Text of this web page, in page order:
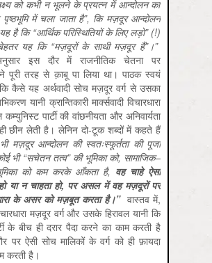
को कभी न भूलने के प्रयत्न में आन्दोलन का
पृष्ठभूमि में चला जाता है”, कि मज़दूर आन्दोलन
यह है कि “आर्थिक परिस्थितियों के लिए लड़ो” (!)
यह कि“मज़दूरों के साथी मज़दूर हैं”।”
इस दौर में राजनीतिक चेतना पर
ने पूरी तरह से क़ाबू पा लिया था। पाठक स्वयं
कैसे यह अर्थवादी सोच मज़दूर वर्ग से उसका
यानी क्रान्तिकारी मार्क्सवादी विचारधारा
पार्टी की वांछनीयता और अनिवार्यता
छीन लेती है। लेनिन दो-टूक शब्दों में कहते हैं
भी मज़दूर आन्दोलन की स्वतःस्फूर्तता की पूजा
भी“सचेतन तत्व” की भूमिका को, सामाजिक–
को कम करके आँकता है, वह चाहे ऐसा
हो या न चाहता हो, पर असल में वह मज़दूरों पर
के असर को मज़बूत करता है।” वास्तव में,
मज़दूर वर्ग और उसके हिरावल यानी कि
के बीच ही दरार पैदा करने का काम करती है
पर ऐसी सोच मालिकों के वर्ग को ही फ़ायदा
करती है।